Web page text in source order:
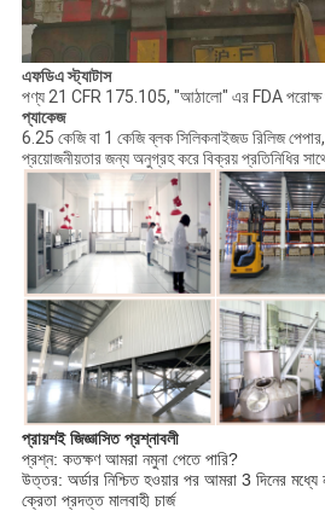
এফডিএ স্ট্যাটাস
পণ্য 21 CFR 175.105, "আঠালো" এর FDA পরোক্ষ
প্যাকেজ
6.25 কেজি বা 1 কেজি ব্লক সিলিকনাইজড রিলিজ
প্রয়োজনীয়তার জন্য অনুগ্রহ করে বিক্রয় প্রতিনিধির
প্রায়শই জিজ্ঞাসিত প্রশ্নাবলী
প্রশ্ন: কতক্ষণ আমরা নমুনা পেতে পারি?
উত্তর: অর্ডার নিশ্চিত হওয়ার পর আমরা 3 দিনের মধ্যে
ক্রেতা প্রদত্ত মালবাহী চার্জ